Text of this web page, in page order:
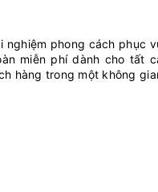
nghiệm phong cách phục
miễn phí dành cho tất
hàng trong một không